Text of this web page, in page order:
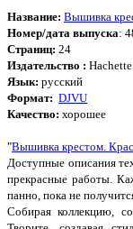
Название: Вышивка
Номер/дата выпуска:
Страниц: 24
Издательство :
Язык: русский
Формат: DJVU
Качество: хорошее
"Вышивка крестом.
Доступные описания
прекрасные работы.
панно, пока не
Собирая коллекцию,